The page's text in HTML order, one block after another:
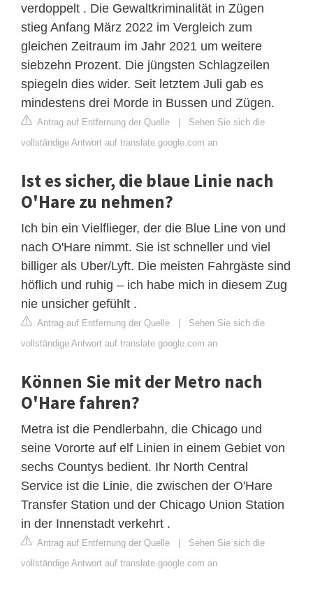
verdoppelt . Die Gewaltkriminalität in Zügen
stieg Anfang März 2022 im Vergleich zum
gleichen Zeitraum im Jahr 2021 um weitere
siebzehn Prozent. Die jüngsten Schlagzeilen
spiegeln dies wider. Seit letztem Juli gab es
mindestens drei Morde in Bussen und Zügen.
Antrag auf Entfernung der Quelle | Sehen Sie sich die
vollständige Antwort auf translate.google.com an
Ist es sicher, die blaue Linie nach
O'Hare zu nehmen?
Ich bin ein Vielflieger, der die Blue Line von und
nach O'Hare nimmt. Sie ist schneller und viel
billiger als Uber/Lyft. Die meisten Fahrgäste sind
höflich und ruhig – ich habe mich in diesem Zug
nie unsicher gefühlt .
Antrag auf Entfernung der Quelle | Sehen Sie sich die
vollständige Antwort auf translate.google.com an
Können Sie mit der Metro nach
O'Hare fahren?
Metra ist die Pendlerbahn, die Chicago und
seine Vororte auf elf Linien in einem Gebiet von
sechs Countys bedient. Ihr North Central
Service ist die Linie, die zwischen der O'Hare
Transfer Station und der Chicago Union Station
in der Innenstadt verkehrt .
Antrag auf Entfernung der Quelle | Sehen Sie sich die
vollständige Antwort auf translate.google.com an